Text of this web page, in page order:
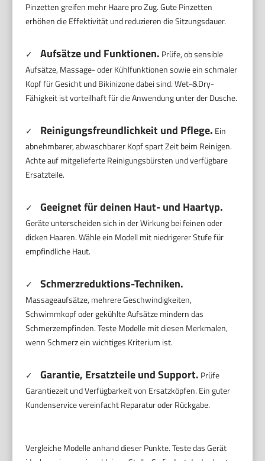
Pinzetten greifen mehr Haare pro Zug. Gute Pinzetten
erhöhen die Effektivität und reduzieren die Sitzungsdauer.
✓ Aufsätze und Funktionen. Prüfe, ob sensible
Aufsätze, Massage- oder Kühlfunktionen sowie ein schmaler
Kopf für Gesicht und Bikinizone dabei sind. Wet-&Dry-
Fähigkeit ist vorteilhaft für die Anwendung unter der Dusche.
✓ Reinigungsfreundlichkeit und Pflege. Ein
abnehmbarer, abwaschbarer Kopf spart Zeit beim Reinigen.
Achte auf mitgelieferte Reinigungsbürsten und verfügbare
Ersatzteile.
✓ Geeignet für deinen Haut- und Haartyp.
Geräte unterscheiden sich in der Wirkung bei feinen oder
dicken Haaren. Wähle ein Modell mit niedrigerer Stufe für
empfindliche Haut.
✓ Schmerzreduktions-Techniken.
Massageaufsätze, mehrere Geschwindigkeiten,
Schwimmkopf oder gekühlte Aufsätze mindern das
Schmerzempfinden. Teste Modelle mit diesen Merkmalen,
wenn Schmerz ein wichtiges Kriterium ist.
✓ Garantie, Ersatzteile und Support. Prüfe
Garantiezeit und Verfügbarkeit von Ersatzköpfen. Ein guter
Kundenservice vereinfacht Reparatur oder Rückgabe.
Vergleiche Modelle anhand dieser Punkte. Teste das Gerät